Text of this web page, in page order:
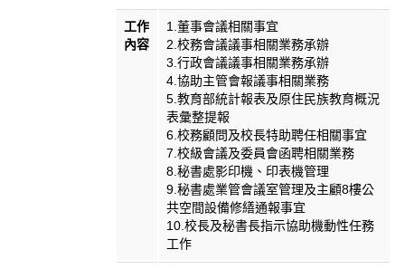
工作
內容
1.董事會議相關事宜
2.校務會議議事相關業務承辦
3.行政會議議事相關業務承辦
4.協助主管會報議事相關業務
5.教育部統計報表及原住民族教育概況
表彙整提報
6.校務顧問及校長特助聘任相關事宜
7.校級會議及委員會函聘相關業務
8.秘書處影印機、印表機管理
9.秘書處業管會議室管理及主顧8樓公
共空間設備修繕通報事宜
10.校長及秘書長指示協助機動性任務
工作